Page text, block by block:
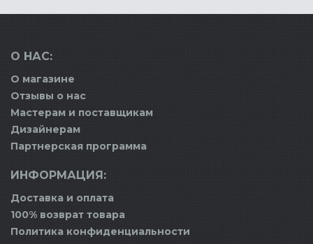
О НАС:
О магазине
Отзывы о нас
Мастерам и поставщикам
Дизайнерам
Партнерская программа
ИНФОРМАЦИЯ:
Доставка и оплата
100% возврат товара
Политика конфиденциальности